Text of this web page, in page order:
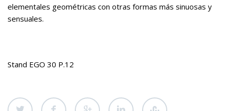
elementales geométricas con otras formas más sinuosas y
sensuales.
Stand EGO 30 P.12